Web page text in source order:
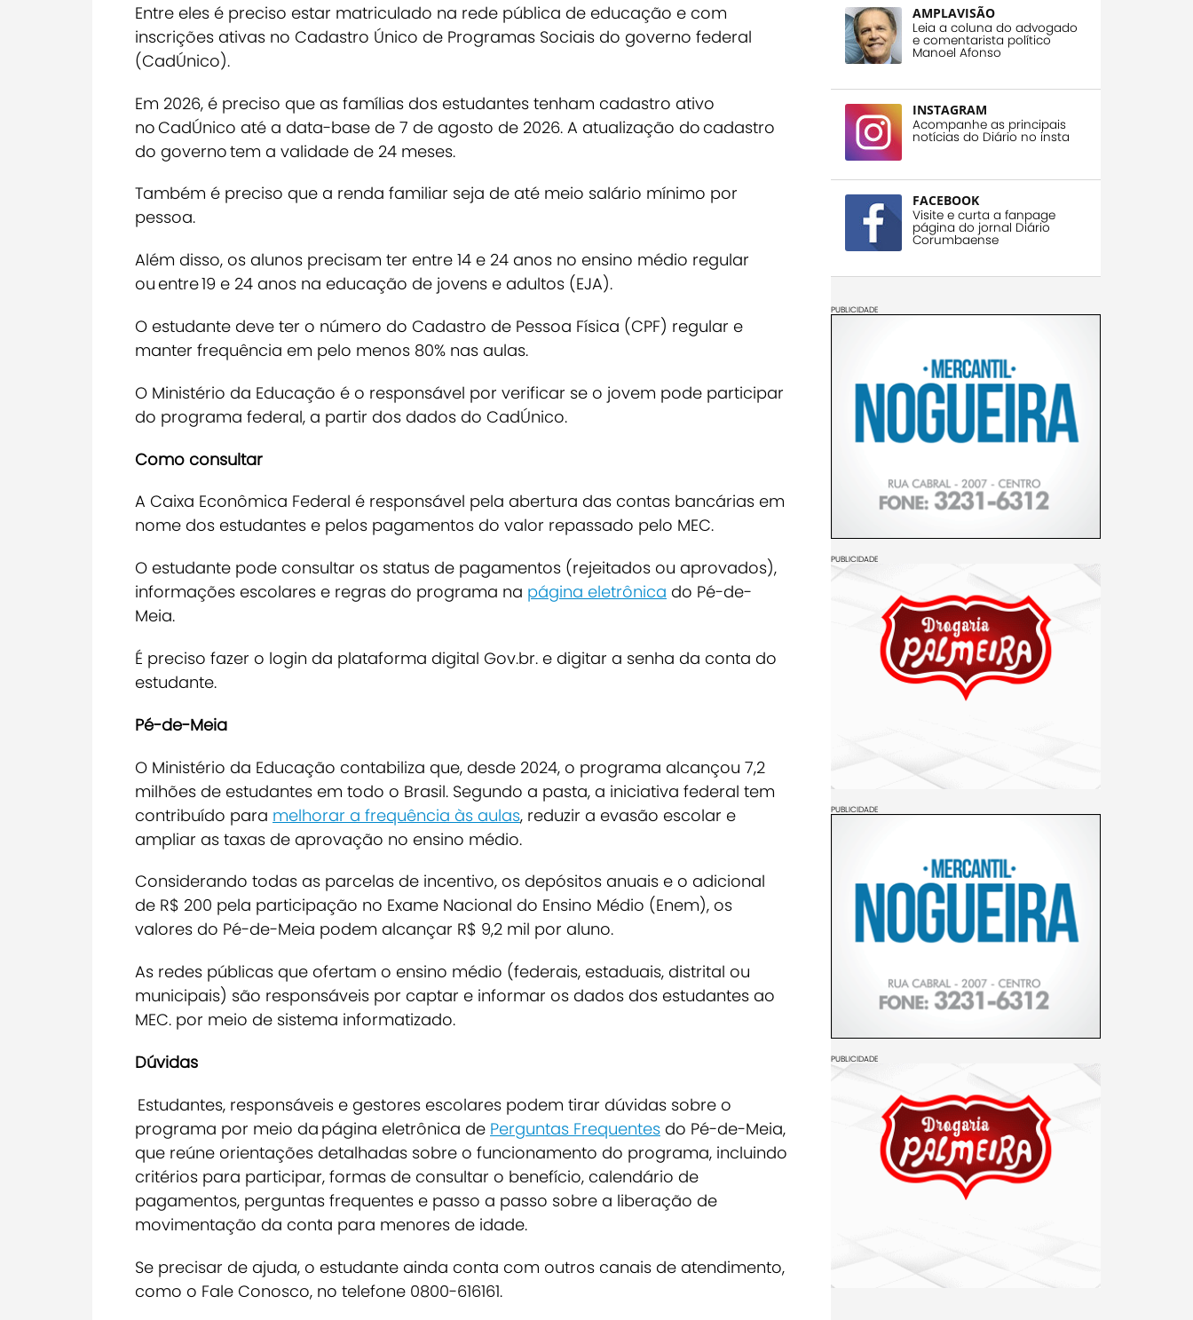
Entre eles é preciso estar matriculado na rede pública de educação e com
inscrições ativas no Cadastro Único de Programas Sociais do governo federal
(CadÚnico).
Em 2026, é preciso que as famílias dos estudantes tenham cadastro ativo
no CadÚnico até a data-base de 7 de agosto de 2026. A atualização do cadastro
do governo tem a validade de 24 meses.
Também é preciso que a renda familiar seja de até meio salário mínimo por
pessoa.
Além disso, os alunos precisam ter entre 14 e 24 anos no ensino médio regular
ou entre 19 e 24 anos na educação de jovens e adultos (EJA).
O estudante deve ter o número do Cadastro de Pessoa Física (CPF) regular e
manter frequência em pelo menos 80% nas aulas.
O Ministério da Educação é o responsável por verificar se o jovem pode participar
do programa federal, a partir dos dados do CadÚnico.
Como consultar
A Caixa Econômica Federal é responsável pela abertura das contas bancárias em
nome dos estudantes e pelos pagamentos do valor repassado pelo MEC.
O estudante pode consultar os status de pagamentos (rejeitados ou aprovados),
informações escolares e regras do programa na página eletrônica do Pé-de-
Meia.
É preciso fazer o login da plataforma digital Gov.br. e digitar a senha da conta do
estudante.
Pé-de-Meia
O Ministério da Educação contabiliza que, desde 2024, o programa alcançou 7,2
milhões de estudantes em todo o Brasil. Segundo a pasta, a iniciativa federal tem
contribuído para melhorar a frequência às aulas, reduzir a evasão escolar e
ampliar as taxas de aprovação no ensino médio.
Considerando todas as parcelas de incentivo, os depósitos anuais e o adicional
de R$ 200 pela participação no Exame Nacional do Ensino Médio (Enem), os
valores do Pé-de-Meia podem alcançar R$ 9,2 mil por aluno.
As redes públicas que ofertam o ensino médio (federais, estaduais, distrital ou
municipais) são responsáveis por captar e informar os dados dos estudantes ao
MEC. por meio de sistema informatizado.
Dúvidas
Estudantes, responsáveis e gestores escolares podem tirar dúvidas sobre o
programa por meio da página eletrônica de Perguntas Frequentes do Pé-de-Meia,
que reúne orientações detalhadas sobre o funcionamento do programa, incluindo
critérios para participar, formas de consultar o benefício, calendário de
pagamentos, perguntas frequentes e passo a passo sobre a liberação de
movimentação da conta para menores de idade.
Se precisar de ajuda, o estudante ainda conta com outros canais de atendimento,
como o Fale Conosco, no telefone 0800-616161.
AMPLAVISÃO
Leia a coluna do advogado
e comentarista político
Manoel Afonso
INSTAGRAM
Acompanhe as principais
notícias do Diário no insta
FACEBOOK
Visite e curta a fanpage
página do jornal Diário
Corumbaense
PUBLICIDADE
PUBLICIDADE
PUBLICIDADE
PUBLICIDADE